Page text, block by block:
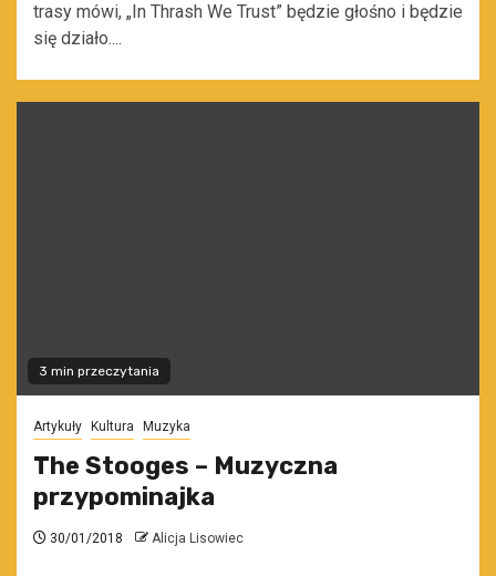
trasy mówi, „In Thrash We Trust” będzie głośno i będzie
się działo....
3 min przeczytania
Artykuły Kultura Muzyka
The Stooges – Muzyczna
przypominajka
30/01/2018 Alicja Lisowiec